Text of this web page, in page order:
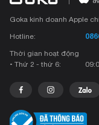
Goka kinh doanh Apple
Hotline:
Thời gian hoạt động
• Thứ 2 - thứ 6: